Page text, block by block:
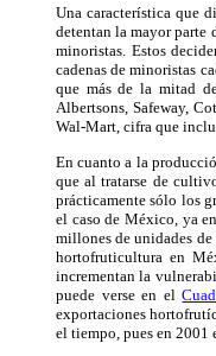
Una característica que
detentan la mayor parte
minoristas. Estos
cadenas de minoristas
que más de la mitad
Albertsons, Safeway,
Wal-Mart, cifra que
En cuanto a la
que al tratarse de
prácticamente sólo los
el caso de México, ya
millones de unidades
hortofruticultura en
incrementan la
puede verse en el
exportaciones
el tiempo, pues en 2001